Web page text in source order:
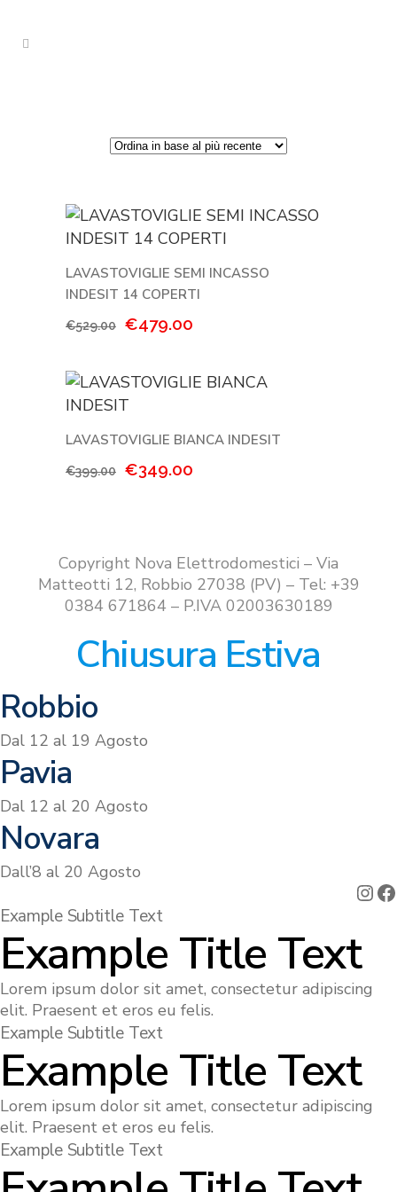
LAVASTOVIGLIE SEMI INCASSO
INDESIT 14 COPERTI
€529.00
Il
era:
€529.00.
€479.00
è:
LAVASTOVIGLIE BIANCA INDESIT
€399.00
Il
€399.00.
€349.00
€349.00.
Copyright Nova Elettrodomestici – Via
Matteotti 12, Robbio 27038 (PV) – Tel: +39
0384 671864 – P.IVA 02003630189
Chiusura Estiva
Robbio
Dal 12 al 19 Agosto
Pavia
Dal 12 al 20 Agosto
Novara
Dall’8 al 20 Agosto
Example Subtitle Text
Example Title Text
Lorem ipsum dolor sit amet, consectetur adipiscing
elit. Praesent et eros eu felis.
Example Subtitle Text
Example Title Text
Lorem ipsum dolor sit amet, consectetur adipiscing
elit. Praesent et eros eu felis.
Example Subtitle Text